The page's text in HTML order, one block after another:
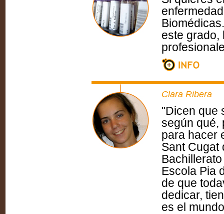
este grado,
Clara Ribera
"Dicen que
según qué,
para hacer
Sant Cugat
Escola Pia
de que
dedicar,
es el